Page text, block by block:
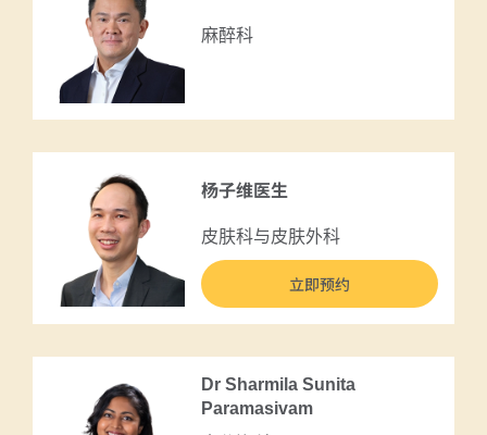
麻醉科
杨子维医生
皮肤科与皮肤外科
立即预约
Dr Sharmila Sunita
Paramasivam